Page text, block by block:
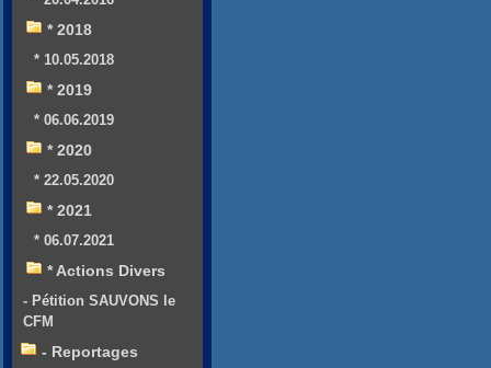
* 2018
* 10.05.2018
* 2019
* 06.06.2019
* 2020
* 22.05.2020
* 2021
* 06.07.2021
* Actions Divers
- Pétition SAUVONS le
CFM
- Reportages